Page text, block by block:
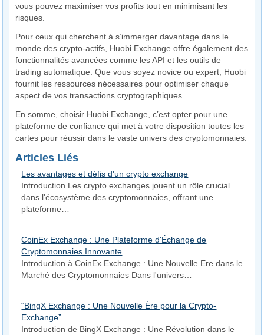
vous pouvez maximiser vos profits tout en minimisant les
risques.
Pour ceux qui cherchent à s’immerger davantage dans le
monde des crypto-actifs, Huobi Exchange offre également des
fonctionnalités avancées comme les API et les outils de
trading automatique. Que vous soyez novice ou expert, Huobi
fournit les ressources nécessaires pour optimiser chaque
aspect de vos transactions cryptographiques.
En somme, choisir Huobi Exchange, c’est opter pour une
plateforme de confiance qui met à votre disposition toutes les
cartes pour réussir dans le vaste univers des cryptomonnaies.
Articles Liés
Les avantages et défis d'un crypto exchange
Introduction Les crypto exchanges jouent un rôle crucial
dans l'écosystème des cryptomonnaies, offrant une
plateforme…
CoinEx Exchange : Une Plateforme d'Échange de
Cryptomonnaies Innovante
Introduction à CoinEx Exchange : Une Nouvelle Ere dans le
Marché des Cryptomonnaies Dans l'univers…
“BingX Exchange : Une Nouvelle Ère pour la Crypto-
Exchange”
Introduction de BingX Exchange : Une Révolution dans le